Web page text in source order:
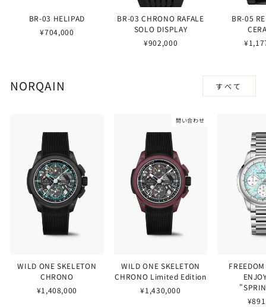
BR-03 HELIPAD
¥704,000
BR-03 CHRONO RAFALE
SOLO DISPLAY
¥902,000
BR-05
NORQAIN すべて
WILD ONE SKELETON
CHRONO
¥1,408,000
問い合わせ
WILD ONE SKELETON
CHRONO Limited Edition
¥1,430,000